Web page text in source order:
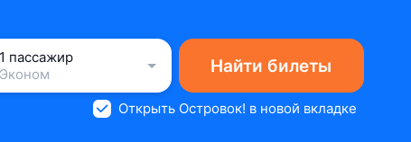
1 пассажир
Эконом
Найти билеты
Открыть Островок! в новой вкладке